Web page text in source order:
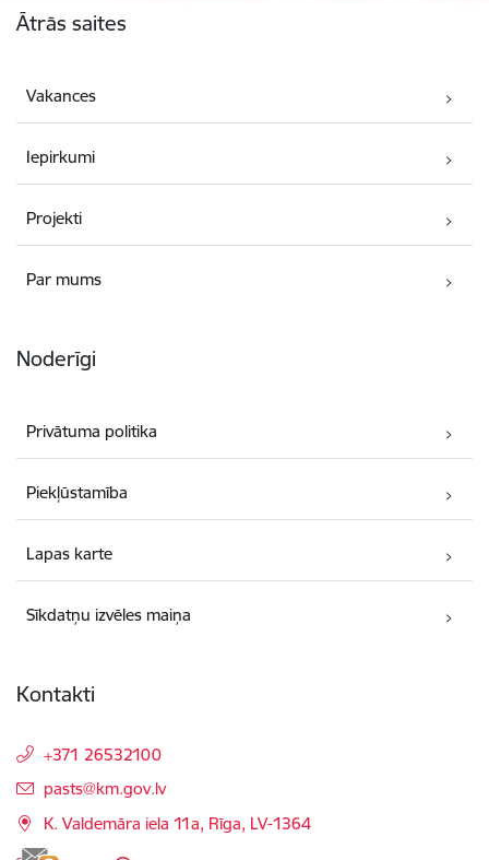
Ātrās saites
Vakances
Iepirkumi
Projekti
Par mums
Noderīgi
Privātuma politika
Piekļūstamība
Lapas karte
Sīkdatņu izvēles maiņa
Kontakti
+371 26532100
E-pasts:
pasts@km.gov.lv
K. Valdemāra iela 11a, Rīga, LV-1364